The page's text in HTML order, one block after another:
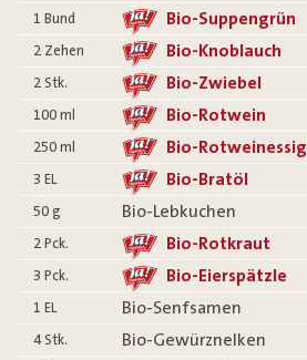
1 Bund Bio-Suppengrün
2 Zehen Bio-Knoblauch
2 Stk. Bio-Zwiebel
100 ml Bio-Rotwein
250 ml Bio-Rotweinessig
3 EL Bio-Bratöl
50 g Bio-Lebkuchen
2 Pck. Bio-Rotkraut
3 Pck. Bio-Eierspätzle
1 EL Bio-Senfsamen
4 Stk. Bio-Gewürznelken